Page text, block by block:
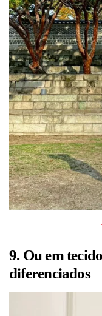
9. Ou em
diferenciados